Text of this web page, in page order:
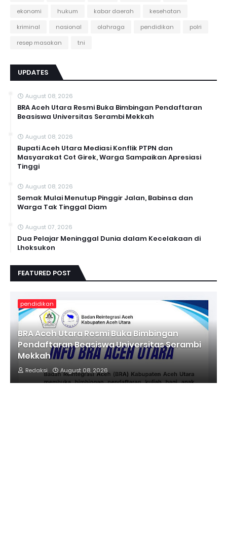
ekonomi
hukum kabar daerah
kesehatan
kriminal
nasional olahraga pendidikan
polri
resep masakan
tni
UPDATES
August 08, 2026
BRA Aceh Utara Resmi Buka Bimbingan Pendaftaran
Beasiswa Universitas Serambi Mekkah
August 08, 2026
Bupati Aceh Utara Mediasi Konflik PTPN dan
Masyarakat Cot Girek, Warga Sampaikan Apresiasi
Tinggi
August 08, 2026
Semak Mulai Menutup Pinggir Jalan, Babinsa dan
Warga Tak Tinggal Diam
August 07, 2026
Dua Pelajar Meninggal Dunia dalam Kecelakaan di
Lhoksukon
FEATURED POST
pendidikan
BRA Aceh Utara Resmi Buka Bimbingan
Pendaftaran Beasiswa Universitas Serambi
Mekkah
Redaksi August 08, 2026